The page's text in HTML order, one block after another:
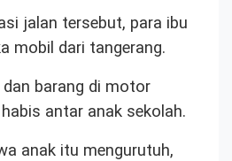
jalan tersebut, para ibu
mobil dari tangerang.
barang di motor
antar anak sekolah.
anak itu mengurutuh,